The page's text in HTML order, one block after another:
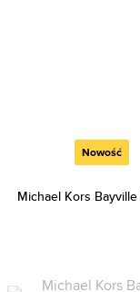
Nowość
Michael Kors